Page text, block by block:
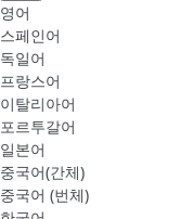
영어
스페인어
독일어
프랑스어
이탈리아어
포르투갈어
일본어
중국어(간체)
중국어 (번체)